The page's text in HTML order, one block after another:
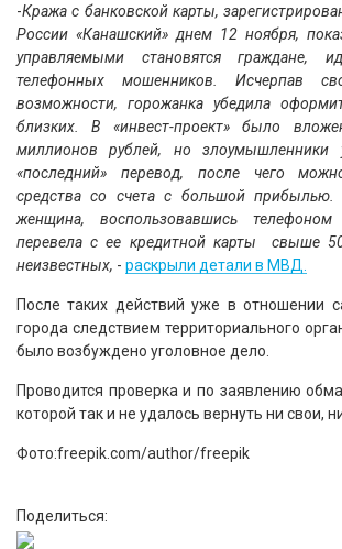
-Кража с банковской карты,
России «Канашский» днем 12 ноября,
управляемыми становятся граждане,
телефонных мошенников. Исчерпав
возможности, горожанка убедила
близких. В «инвест-проект» было
миллионов рублей, но злоумышленники
«последний» перевод, после чего
средства со счета с большой прибылью.
женщина, воспользовавшись
перевела с ее кредитной карты свыше
неизвестных, - раскрыли детали в МВД.
После таких действий уже в отношении
города следствием территориального
было возбуждено уголовное дело.
Проводится проверка и по заявлению
которой так и не удалось вернуть ни свои,
Фото:freepik.com/author/freepik
Поделиться: